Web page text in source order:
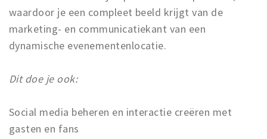
waardoor je een compleet beeld krijgt van de
marketing- en communicatiekant van een
dynamische evenementenlocatie.
Dit doe je ook:
Social media beheren en interactie creëren met
gasten en fans